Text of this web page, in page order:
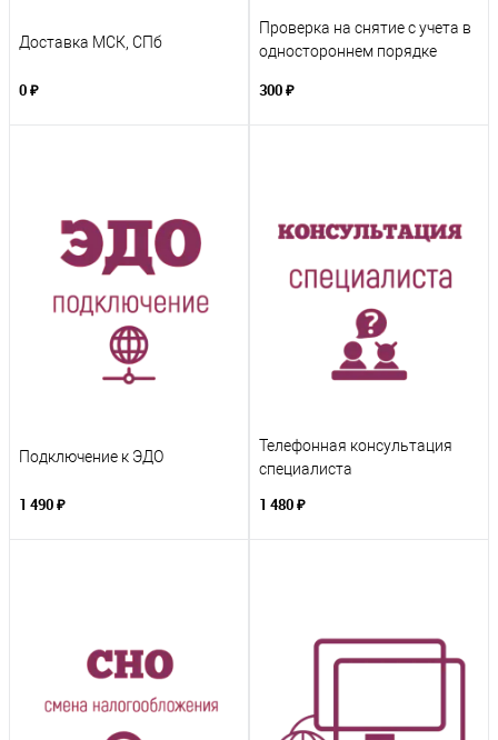
Доставка МСК, СПб
0 ₽
Проверка на снятие с учета в
одностороннем порядке
300 ₽
Подключение к ЭДО
1 490 ₽
Телефонная консультация
специалиста
1 480 ₽